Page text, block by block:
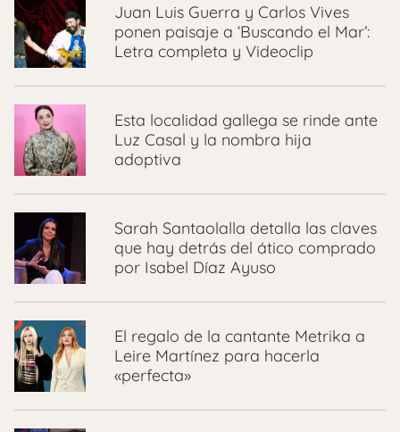
Juan Luis Guerra y Carlos Vives
ponen paisaje a ‘Buscando el Mar’:
Letra completa y Videoclip
Esta localidad gallega se rinde ante
Luz Casal y la nombra hija
adoptiva
Sarah Santaolalla detalla las claves
que hay detrás del ático comprado
por Isabel Díaz Ayuso
El regalo de la cantante Metrika a
Leire Martínez para hacerla
«perfecta»